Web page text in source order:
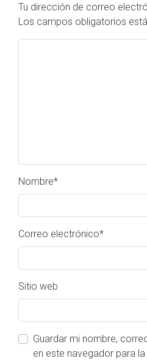
Tu dirección de correo
Los campos obligatorios
Nombre*
Correo electrónico*
Sitio web
Guardar mi nombre,
en este navegador para